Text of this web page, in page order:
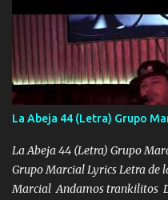
quiso, él tiempo sigue
seguiré esperando hasta
tengo de mi mente no se va,
tu papá, a veces me pongo
que tu me escuchas porque tu
llega para reunirme contigo,
serás mi niño, del amor que yo
La Abeja 44 (Letra) Grupo
La Abeja 44 (Letra) Grupo
Grupo Marcial Lyrics Letra de
Marcial Andamos trankilitos